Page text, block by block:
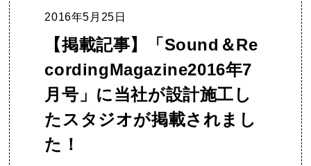
2016年5月25日
【掲載記事】「Sound＆Re
cordingMagazine2016年7
月号」に当社が設計施工し
たスタジオが掲載されまし
た！